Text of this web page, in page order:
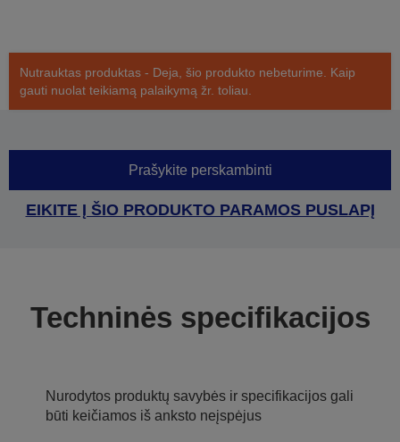
Nutrauktas produktas - Deja, šio produkto nebeturime. Kaip
gauti nuolat teikiamą palaikymą žr. toliau.
Prašykite perskambinti
EIKITE Į ŠIO PRODUKTO PARAMOS PUSLAPĮ
Techninės specifikacijos
Nurodytos produktų savybės ir specifikacijos gali
būti keičiamos iš anksto neįspėjus